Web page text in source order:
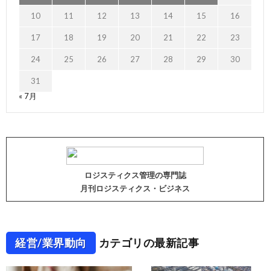
10 11 12 13 14 15 16
17 18 19 20 21 22 23
24 25 26 27 28 29 30
31
« 7月
ロジスティクス管理の専門誌
月刊ロジスティクス・ビジネス
経営/業界動向 カテゴリの最新記事